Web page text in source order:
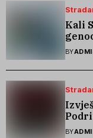
Kali
BY
BY